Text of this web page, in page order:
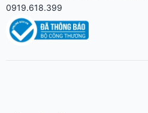
0919.618.399